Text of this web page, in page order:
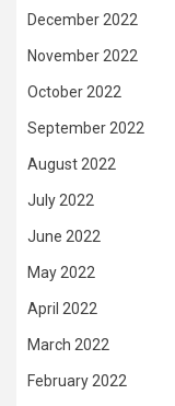
December 2022
November 2022
October 2022
September 2022
August 2022
July 2022
June 2022
May 2022
April 2022
March 2022
February 2022